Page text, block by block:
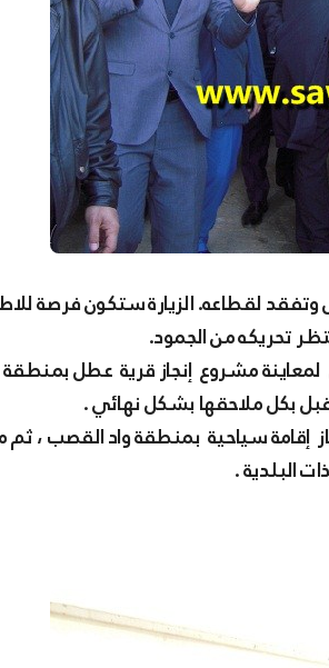
تحريكه من الجمود.
لمعاينة مشروع إنجاز قرية عطل
بكل ملاحقها بشكل نهائي .
إقامة سياحية بمنطقة واد القصب ،